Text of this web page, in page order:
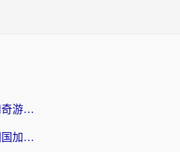
ChickCN VPN好用吗？和奇游手游VPN对比哪个回国效果更好？海外党亲测实用指南
海外党必看：PC VPN+回国加速器怎么选？无缝访问国内资源全攻略